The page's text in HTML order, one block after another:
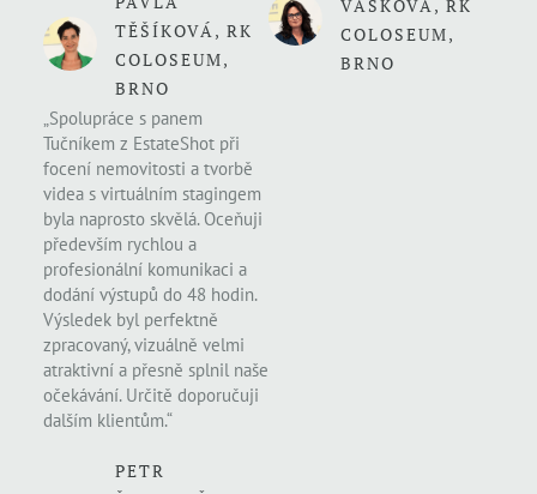
TĚŠÍKOVÁ, RK
COLOSEUM,
BRNO
VAŠKOVÁ, RK
COLOSEUM,
BRNO
„Spolupráce s panem
Tučníkem z EstateShot při
focení nemovitosti a tvorbě
videa s virtuálním stagingem
byla naprosto skvělá. Oceňuji
především rychlou a
profesionální komunikaci a
dodání výstupů do 48 hodin.
Výsledek byl perfektně
zpracovaný, vizuálně velmi
atraktivní a přesně splnil naše
očekávání. Určitě doporučuji
dalším klientům.“
PETR